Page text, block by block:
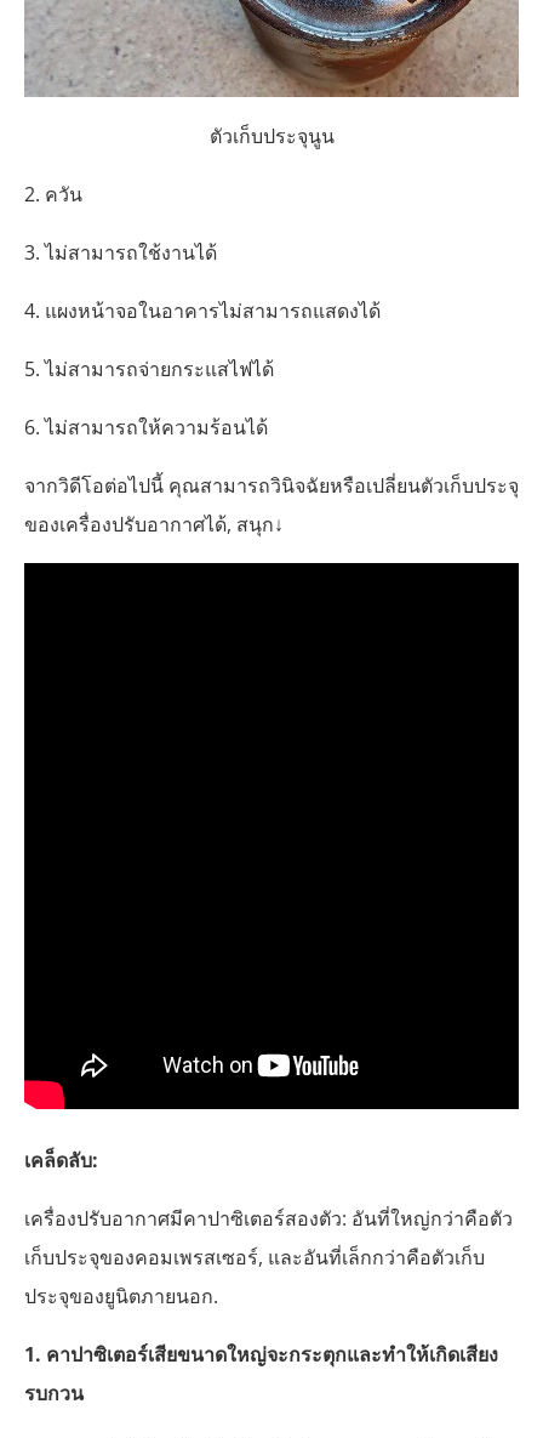
ตัวเก็บประจุนูน
2. ควัน
3. ไม่สามารถใช้งานได้
4. แผงหน้าจอในอาคารไม่สามารถแสดงได้
5. ไม่สามารถจ่ายกระแสไฟได้
6. ไม่สามารถให้ความร้อนได้
จากวิดีโอต่อไปนี้ คุณสามารถวินิจฉัยหรือเปลี่ยนตัวเก็บประจุ
ของเครื่องปรับอากาศได้, สนุก↓
เคล็ดลับ:
เครื่องปรับอากาศมีคาปาซิเตอร์สองตัว: อันที่ใหญ่กว่าคือตัว
เก็บประจุของคอมเพรสเซอร์, และอันที่เล็กกว่าคือตัวเก็บ
ประจุของยูนิตภายนอก.
1. คาปาซิเตอร์เสียขนาดใหญ่จะกระตุกและทำให้เกิดเสียง
รบกวน